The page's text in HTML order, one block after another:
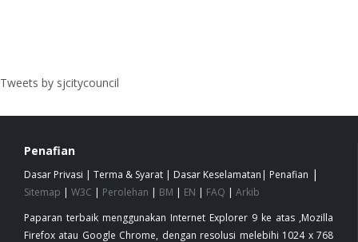
Tweets by sjcitycouncil
Penafian
Dasar Privasi | Terma & Syarat | Dasar Keselamatan | Penafian |
Sitemap | W3C | Perolehan | BM | EN | FAQ | Arkib
Paparan terbaik menggunakan Internet Explorer 9 ke atas ,Mozilla
Firefox atau Google Chrome, dengan resolusi melebihi 1024 x 768